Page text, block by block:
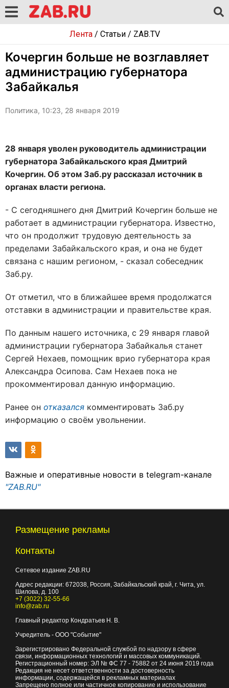
Лента/ Статьи/ ZAB.TV
Кочергин больше не возглавляет
администрацию губернатора
Забайкалья
Политика, 10:23, 28 января 2019
28 января уволен руководитель администрации
губернатора Забайкальского края Дмитрий
Кочергин. Об этом Заб.ру рассказал источник в
органах власти региона.
- С сегодняшнего дня Дмитрий Кочергин больше не
работает в администрации губернатора. Известно,
что он продолжит трудовую деятельность за
пределами Забайкальского края, и она не будет
связана с нашим регионом, - сказал собеседник
Заб.ру.
От отметил, что в ближайшее время продолжатся
отставки в администрации и правительстве края.
По данным нашего источника, с 29 января главой
администрации губернатора Забайкалья станет
Сергей Нехаев, помощник врио губернатора края
Александра Осипова. Сам Нехаев пока не
прокомментировал данную информацию.
Ранее он отказался комментировать Заб.ру
информацию о своём увольнении.
Важные и оперативные новости в telegram-канале
"ZAB.RU"
Размещение рекламы
Контакты
Сетевое издание ZAB.RU
Адрес редакции: 672038, Россия, Забайкальский край, г. Чита, ул.
Шилова, д. 100
+7 (3022) 32-55-66
info@zab.ru
Главный редактор Кондратьев Н. В.
Учредитель - ООО "Событие"
Зарегистрировано Федеральной службой по надзору в сфере
связи, информационных технологий и массовых коммуникаций.
Регистрационный номер: ЭЛ № ФС 77 - 75882 от 24 июня 2019 года
Редакция не несет ответственности за достоверность
информации, содержащейся в рекламных материалах
Запрещено полное или частичное копирование и использование